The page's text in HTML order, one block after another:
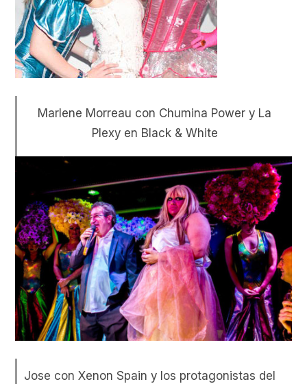
Marlene Morreau con Chumina Power y La
Plexy en Black & White
Jose con Xenon Spain y los protagonistas del